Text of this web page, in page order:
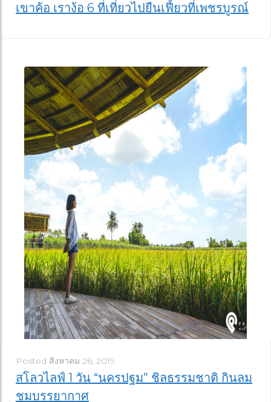
เขาค้อ เราง้อ 6 ที่เที่ยวไปยืนเฟี้ยวที่เพชรบูรณ์
Posted สิงหาคม 26, 2019
สโลวไลฟ์ 1 วัน “นครปฐม” ชิลธรรมชาติ กินลม
ชมบรรยากาศ